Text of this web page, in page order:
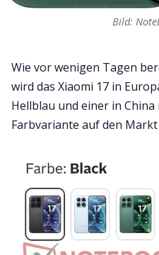
Bild:
Wie vor wenigen Tagen
wird das Xiaomi 17 in
Hellblau und einer in
Farbvariante auf den